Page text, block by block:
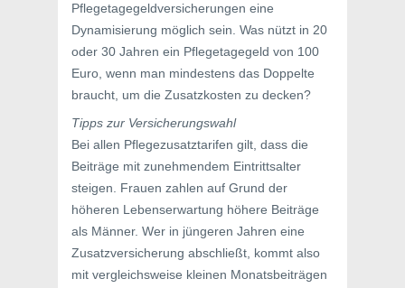
Pflegetagegeldversicherungen eine
Dynamisierung möglich sein. Was nützt in 20
oder 30 Jahren ein Pflegetagegeld von 100
Euro, wenn man mindestens das Doppelte
braucht, um die Zusatzkosten zu decken?
Tipps zur Versicherungswahl
Bei allen Pflegezusatztarifen gilt, dass die
Beiträge mit zunehmendem Eintrittsalter
steigen. Frauen zahlen auf Grund der
höheren Lebenserwartung höhere Beiträge
als Männer. Wer in jüngeren Jahren eine
Zusatzversicherung abschließt, kommt also
mit vergleichsweise kleinen Monatsbeiträgen